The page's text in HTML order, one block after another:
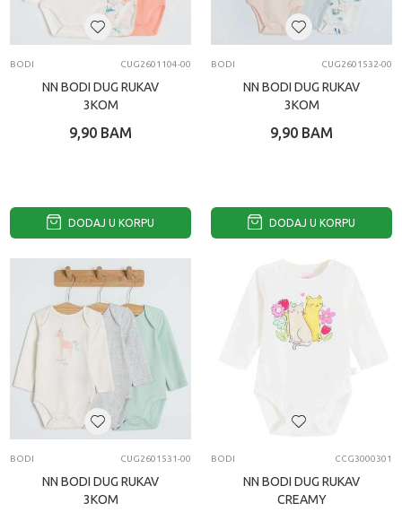
BODI CUG2601104-00
NN BODI DUG RUKAV
3KOM
9,90 BAM
DODAJ U KORPU
BODI CUG2601532-00
NN BODI DUG RUKAV
3KOM
9,90 BAM
DODAJ U KORPU
BODI CUG2601531-00
NN BODI DUG RUKAV
3KOM
BODI CCG3000301
NN BODI DUG RUKAV
CREAMY